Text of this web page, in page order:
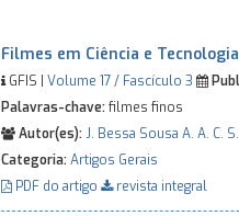
Filmes em Ciência e
GFIS | Volume 17 / Fascículo 3
Palavras-chave:filmes finos
Autor(es): J. Bessa Sousa A. A. C.
Categoria: Artigos Gerais
PDF do artigo
revista integral